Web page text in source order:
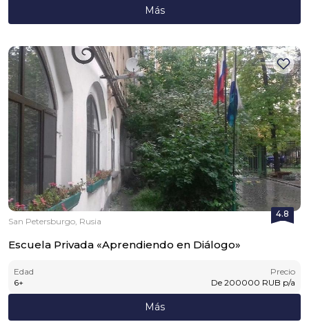
Más
4.8
San Petersburgo, Rusia
Escuela Privada «Aprendiendo en Diálogo»
Edad
6+
Precio
De 200000 RUB p/a
Más